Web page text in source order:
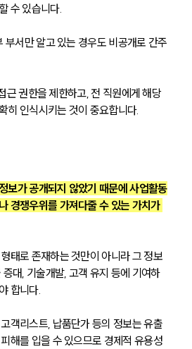
수 있습니다.
부서만 알고 있는 경우도 비공개로 간주
근 권한을 제한하고, 전 직원에게 해당
히 인식시키는 것이 중요합니다.
보가 공개되지 않았기 때문에 사업활동
경쟁우위를 가져다줄 수 있는 가치가
태로 존재하는 것만이 아니라 그 정보
대, 기술개발, 고객 유지 등에 기여하
합니다.
객리스트, 납품단가 등의 정보는 유출
해를 입을 수 있으므로 경제적 유용성